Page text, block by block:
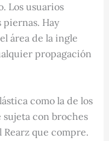
Los usuarios
Hay
área de la ingle
propagación
como la de los
sujeta con broches
Rearz que compre.